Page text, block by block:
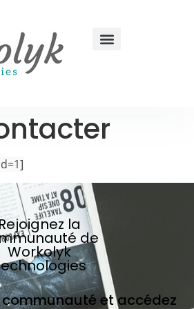
Rejoignez la
de
Workolyk
communauté et accédez